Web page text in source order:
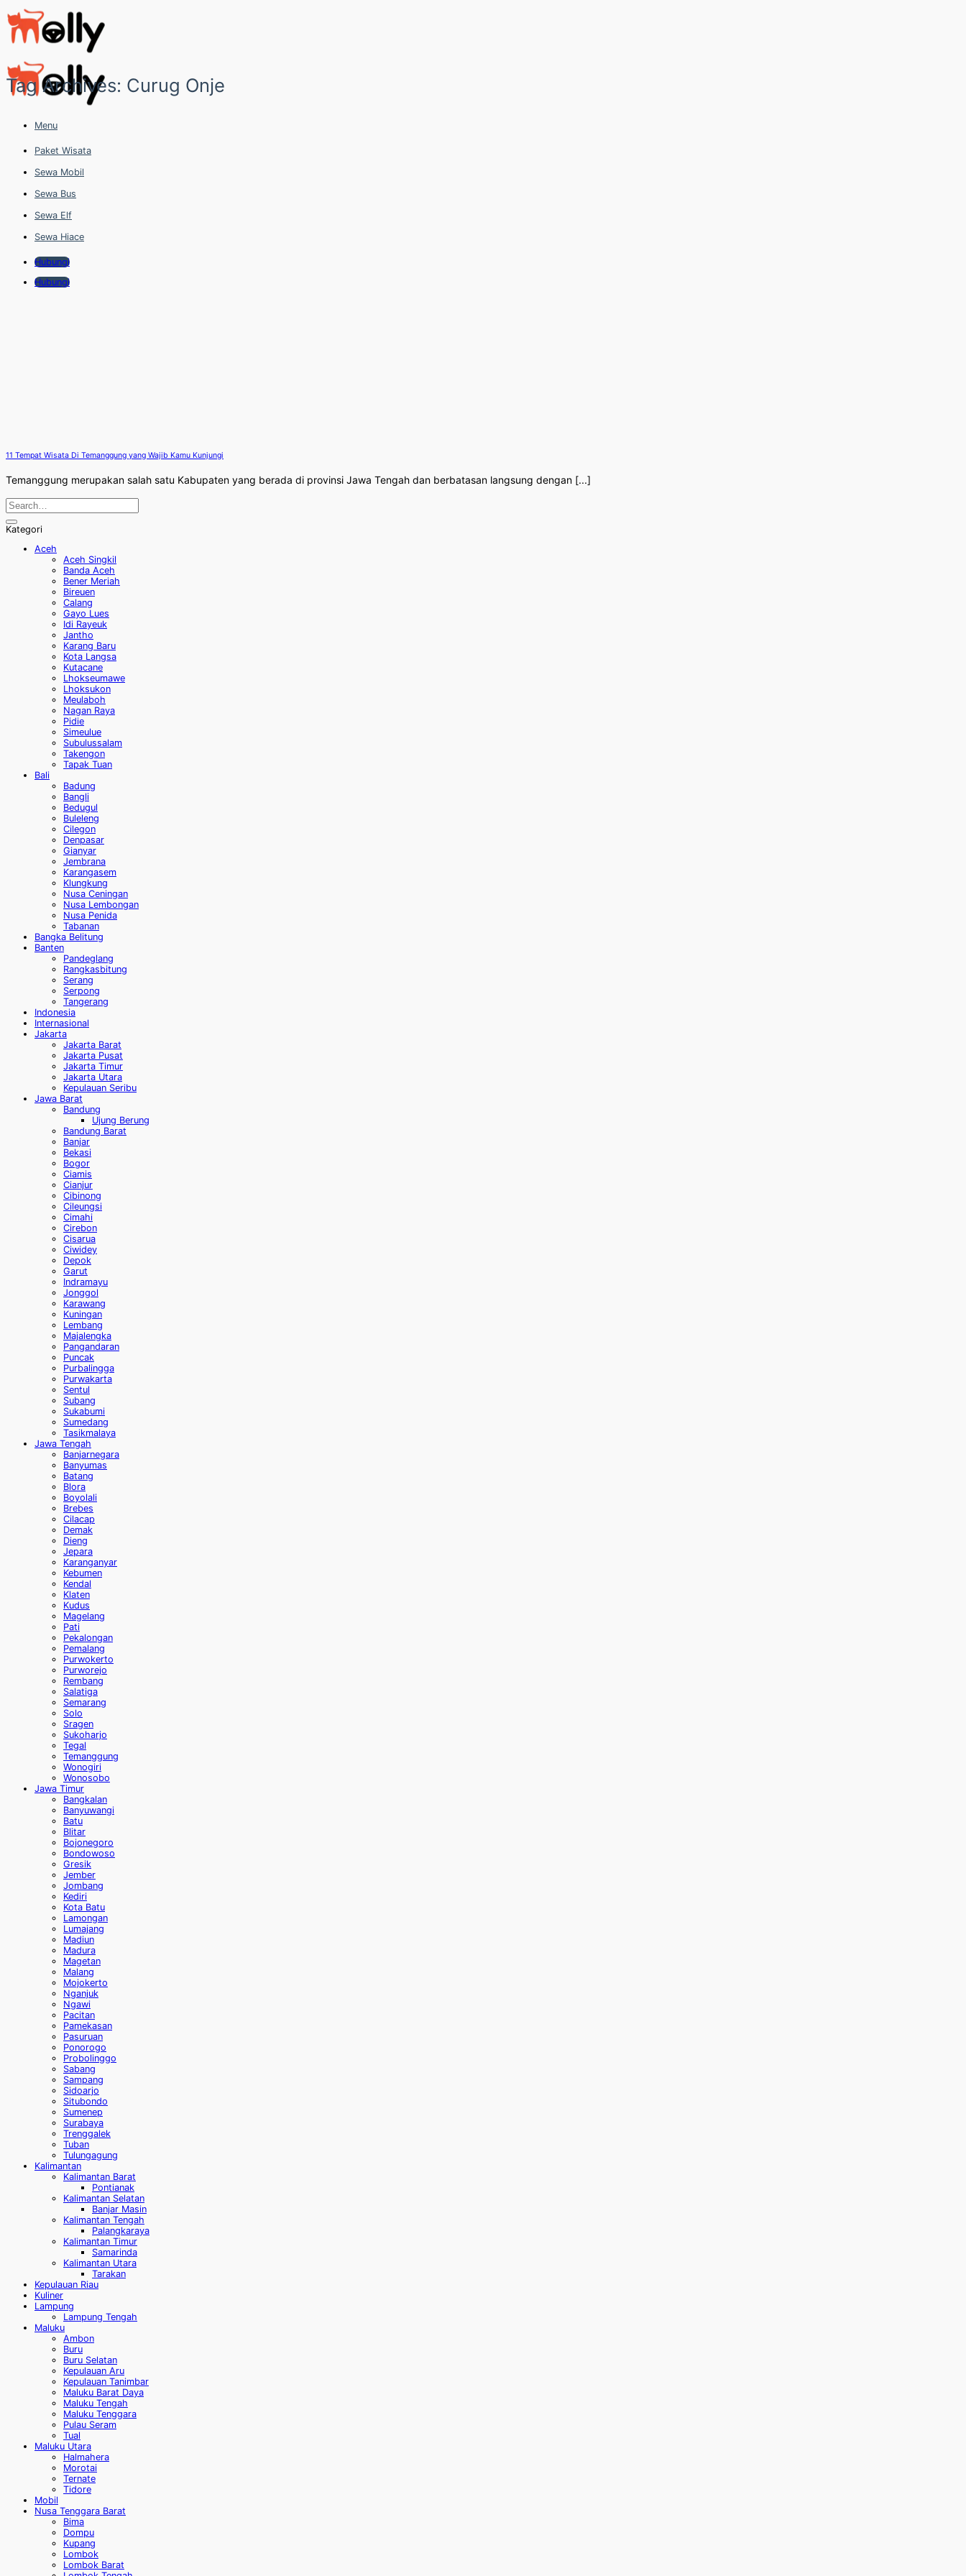
Skip
to
content
Menu
Paket Wisata
Sewa Mobil
Sewa Bus
Sewa Elf
Sewa Hiace
Hubungi
Hubungi
Tag Archives: Curug Onje
11 Tempat Wisata Di Temanggung yang Wajib Kamu Kunjungi
Temanggung merupakan salah satu Kabupaten yang berada di provinsi Jawa Tengah dan berbatasan langsung dengan [...]
Kategori
Aceh
Aceh Singkil
Banda Aceh
Bener Meriah
Bireuen
Calang
Gayo Lues
Idi Rayeuk
Jantho
Karang Baru
Kota Langsa
Kutacane
Lhokseumawe
Lhoksukon
Meulaboh
Nagan Raya
Pidie
Simeulue
Subulussalam
Takengon
Tapak Tuan
Bali
Badung
Bangli
Bedugul
Buleleng
Cilegon
Denpasar
Gianyar
Jembrana
Karangasem
Klungkung
Nusa Ceningan
Nusa Lembongan
Nusa Penida
Tabanan
Bangka Belitung
Banten
Pandeglang
Rangkasbitung
Serang
Serpong
Tangerang
Indonesia
Internasional
Jakarta
Jakarta Barat
Jakarta Pusat
Jakarta Timur
Jakarta Utara
Kepulauan Seribu
Jawa Barat
Bandung
Ujung Berung
Bandung Barat
Banjar
Bekasi
Bogor
Ciamis
Cianjur
Cibinong
Cileungsi
Cimahi
Cirebon
Cisarua
Ciwidey
Depok
Garut
Indramayu
Jonggol
Karawang
Kuningan
Lembang
Majalengka
Pangandaran
Puncak
Purbalingga
Purwakarta
Sentul
Subang
Sukabumi
Sumedang
Tasikmalaya
Jawa Tengah
Banjarnegara
Banyumas
Batang
Blora
Boyolali
Brebes
Cilacap
Demak
Dieng
Jepara
Karanganyar
Kebumen
Kendal
Klaten
Kudus
Magelang
Pati
Pekalongan
Pemalang
Purwokerto
Purworejo
Rembang
Salatiga
Semarang
Solo
Sragen
Sukoharjo
Tegal
Temanggung
Wonogiri
Wonosobo
Jawa Timur
Bangkalan
Banyuwangi
Batu
Blitar
Bojonegoro
Bondowoso
Gresik
Jember
Jombang
Kediri
Kota Batu
Lamongan
Lumajang
Madiun
Madura
Magetan
Malang
Mojokerto
Nganjuk
Ngawi
Pacitan
Pamekasan
Pasuruan
Ponorogo
Probolinggo
Sabang
Sampang
Sidoarjo
Situbondo
Sumenep
Surabaya
Trenggalek
Tuban
Tulungagung
Kalimantan
Kalimantan Barat
Pontianak
Kalimantan Selatan
Banjar Masin
Kalimantan Tengah
Palangkaraya
Kalimantan Timur
Samarinda
Kalimantan Utara
Tarakan
Kepulauan Riau
Kuliner
Lampung
Lampung Tengah
Maluku
Ambon
Buru
Buru Selatan
Kepulauan Aru
Kepulauan Tanimbar
Maluku Barat Daya
Maluku Tengah
Maluku Tenggara
Pulau Seram
Tual
Maluku Utara
Halmahera
Morotai
Ternate
Tidore
Mobil
Nusa Tenggara Barat
Bima
Dompu
Kupang
Lombok
Lombok Barat